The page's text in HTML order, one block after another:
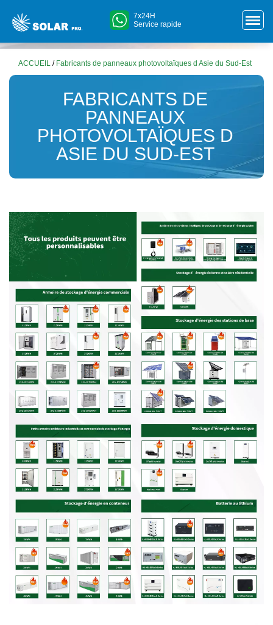
7x24H
Service rapide
ACCUEIL / Fabricants de panneaux photovoltaïques d Asie du Sud-Est
FABRICANTS DE
PANNEAUX
PHOTOVOLTAÏQUES D
ASIE DU SUD-EST